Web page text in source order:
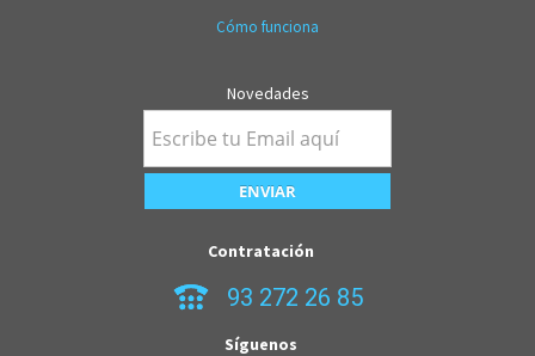
Cómo funciona
Novedades
Contratación
93 272 26 85
Síguenos